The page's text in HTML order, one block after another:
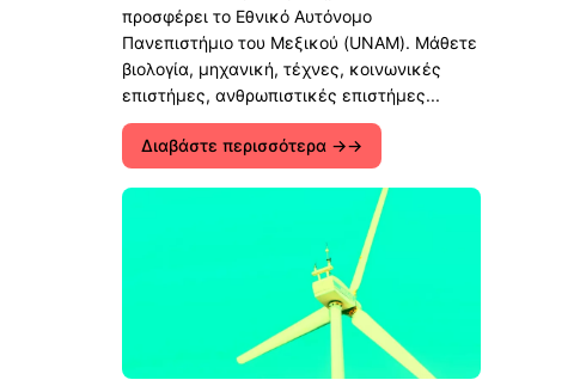
προσφέρει το Εθνικό Αυτόνομο
Πανεπιστήμιο του Μεξικού (UNAM). Μάθετε
βιολογία, μηχανική, τέχνες, κοινωνικές
επιστήμες, ανθρωπιστικές επιστήμες...
Διαβάστε περισσότερα →